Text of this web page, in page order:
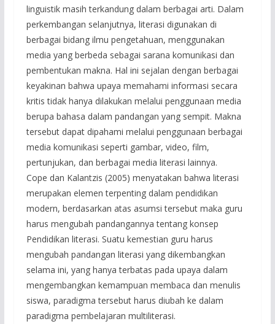
linguistik masih terkandung dalam berbagai arti. Dalam
perkembangan selanjutnya, literasi digunakan di
berbagai bidang ilmu pengetahuan, menggunakan
media yang berbeda sebagai sarana komunikasi dan
pembentukan makna. Hal ini sejalan dengan berbagai
keyakinan bahwa upaya memahami informasi secara
kritis tidak hanya dilakukan melalui penggunaan media
berupa bahasa dalam pandangan yang sempit. Makna
tersebut dapat dipahami melalui penggunaan berbagai
media komunikasi seperti gambar, video, film,
pertunjukan, dan berbagai media literasi lainnya.
Cope dan Kalantzis (2005) menyatakan bahwa literasi
merupakan elemen terpenting dalam pendidikan
modern, berdasarkan atas asumsi tersebut maka guru
harus mengubah pandangannya tentang konsep
Pendidikan literasi. Suatu kemestian guru harus
mengubah pandangan literasi yang dikembangkan
selama ini, yang hanya terbatas pada upaya dalam
mengembangkan kemampuan membaca dan menulis
siswa, paradigma tersebut harus diubah ke dalam
paradigma pembelajaran multiliterasi.